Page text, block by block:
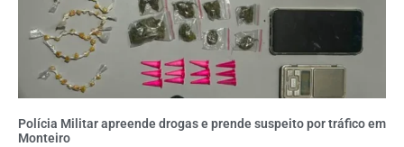
Polícia Militar apreende drogas e prende suspeito por tráfico em
Monteiro